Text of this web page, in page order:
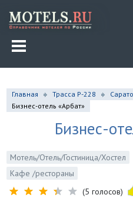
Главная Трасса Р-228
Бизнес-отель «Арбат»
Бизнес-
Мотель/Отель/Гостиница/Хостел
Кафе /рестораны
(5 голосов)